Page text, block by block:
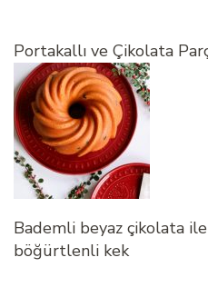
Portakallı ve Çikolata
Bademli beyaz çikolata
böğürtlenli kek